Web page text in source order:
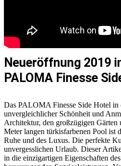
Neueröffnung 2019
PALOMA Finesse
Das PALOMA Finesse Side Hotel
unvergleichlicher Schönheit und
Architektur, den großzügigen Gärten
Meter langen türkisfarbenen Pool ist
Ruhe und des Luxus. Die perfekte
unvergesslichen Urlaub. Dieser
in die einzigartigen Eigenschaften